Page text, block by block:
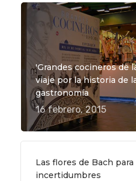
'Grandes cocineros de
viaje por la historia de
gastronomía
16 febrero, 2015
Las flores de Bach
incertidumbres